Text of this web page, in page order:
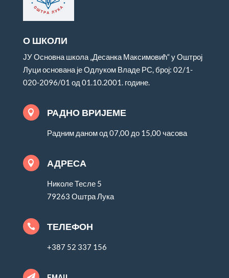
О ШКОЛИ
ЈУ Основна школа „Десанка Максимовић“ у Оштрој
Луци основана је Одлуком Владе РС, број: 02/1-
020-2096/01 од 01.10.2001. године.
 РАДНО ВРИЈЕМЕ
Радним даном од 07,00 до 15,00 часова
 АДРЕСА
Николе Тесле 5
79263 Оштра Лука
 ТЕЛЕФОН
+387 52 337 156